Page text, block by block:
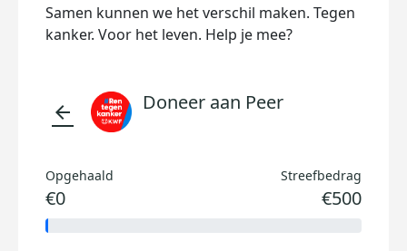
Samen kunnen we het verschil maken. Tegen
kanker. Voor het leven. Help je mee?
arrow_back Doneer aan Peer
Opgehaald
€0
Streefbedrag
€500